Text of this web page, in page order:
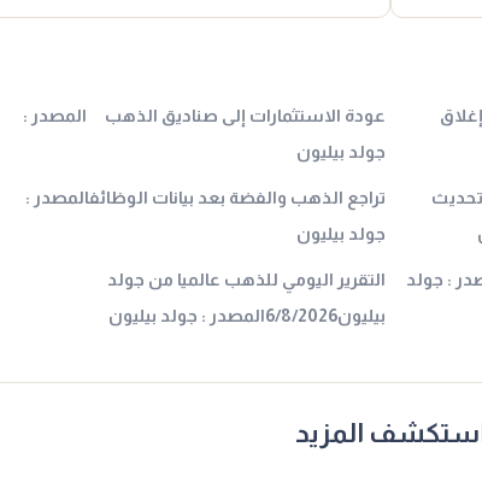
إغلاق
عودة الاستثمارات إلى صناديق الذهب المصدر :
جولد بيليون
— تحديث
تراجع الذهب والفضة بعد بيانات الوظائفالمصدر :
جولد بيليون
: جولد
التقرير اليومي للذهب عالميا من جولد
بيليون6/8/2026المصدر : جولد بيليون
المزيد